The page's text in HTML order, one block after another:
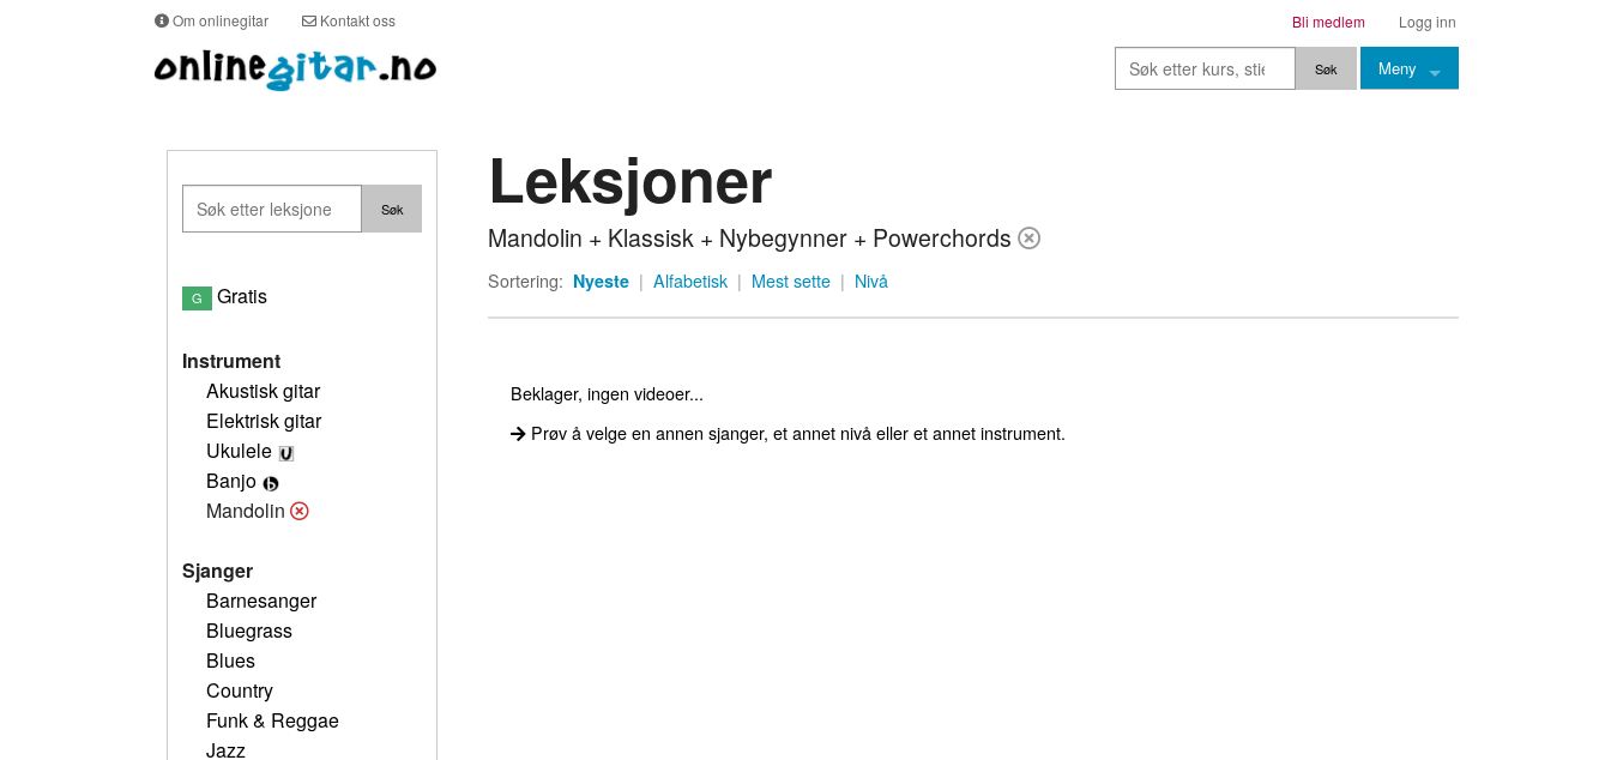
Om onlinegitar Kontakt oss Logg inn
Bli medlem
Meny
Stemming
G Gratis
Instrument
Akustisk gitar
Elektrisk gitar
Ukulele
Banjo
Mandolin
Sjanger
Barnesanger
Bluegrass
Blues
Country
Funk & Reggae
Jazz
Leksjoner
Mandolin + Klassisk + Nybegynner + Powerchords
Sortering: Nyeste | Alfabetisk | Mest sette | Nivå
Beklager, ingen videoer...
Prøv å velge en annen sjanger, et annet nivå eller et annet instrument.